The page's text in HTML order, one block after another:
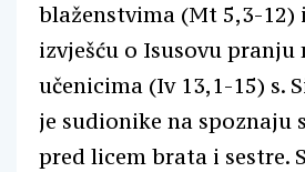
blaženstvima (Mt 5,3-12)
izvješću o Isusovu pranju
učenicima (Iv 13,1-15) s.
je sudionike na spoznaju
pred licem brata i sestre.